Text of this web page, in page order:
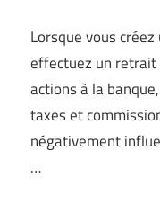
Lorsque vous
effectuez un retrait
actions à la
taxes et
négativement
…